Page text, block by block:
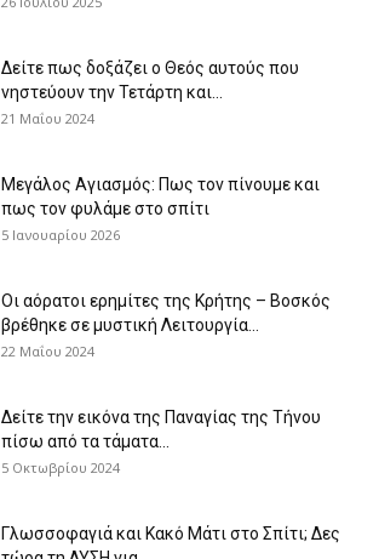
Δείτε πως δοξάζει ο Θεός αυτούς που
νηστεύουν την Τετάρτη και...
21 Μαΐου 2024
Μεγάλος Αγιασμός: Πως τον πίνουμε και
πως τον φυλάμε στο σπίτι
5 Ιανουαρίου 2026
Οι αόρατοι ερημίτες της Κρήτης – Βοσκός
βρέθηκε σε μυστική Λειτουργία...
22 Μαΐου 2024
Δείτε την εικόνα της Παναγίας της Τήνου
πίσω από τα τάματα...
5 Οκτωβρίου 2024
Γλωσσοφαγιά και Κακό Μάτι στο Σπίτι; Δες